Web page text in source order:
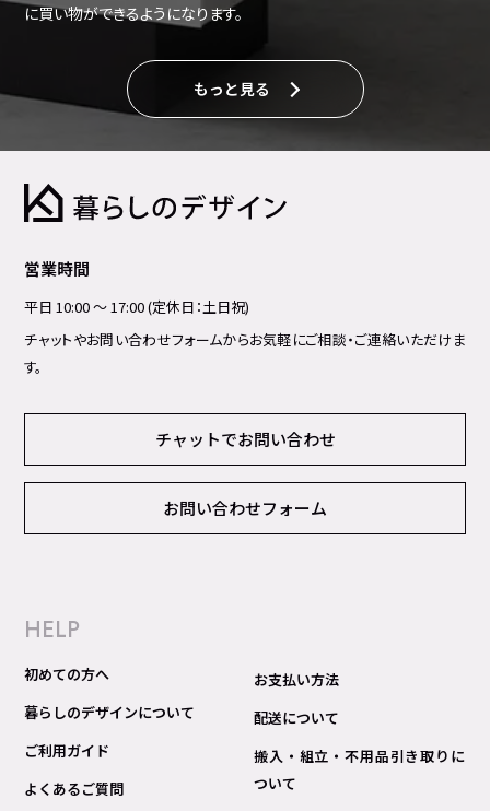
に買い物ができるようになります。
もっと見る
営業時間
平日 10:00 ～ 17:00 (定休日：土日祝)
チャットやお問い合わせフォームからお気軽にご相談・ご連絡いただけま
す。
チャットでお問い合わせ
お問い合わせフォーム
HELP
初めての方へ
暮らしのデザインについて
ご利用ガイド
よくあるご質問
お支払い方法
配送について
搬入・組立・不用品引き取りに
ついて